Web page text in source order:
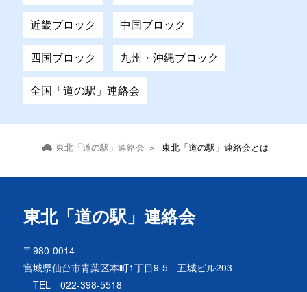
近畿ブロック 中国ブロック
四国ブロック 九州・沖縄ブロック
全国「道の駅」連絡会
東北「道の駅」連絡会 東北「道の駅」連絡会とは
東北「道の駅」連絡会
〒980-0014
宮城県仙台市青葉区本町1丁目9-5 五城ビル203
TEL 022-398-5518